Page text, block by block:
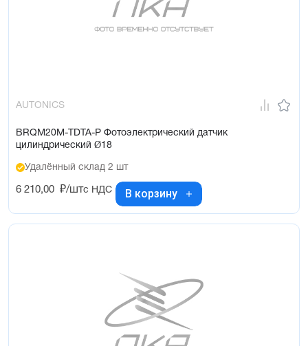
AUTONICS
BRQM20M-TDTA-P Фотоэлектрический датчик
цилиндрический Ø18
Удалённый склад 2 шт
6 210,00 ₽/штс НДС В корзину